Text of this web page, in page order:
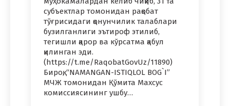
субъектлар томонидан рақобат
тўғрисидаги қонунчилик талаблари
бузилганлиги эътироф этилиб,
тегишли қарор ва кўрсатма қабул
қилинган эди.
(https://t.me/RaqobatGovUz/11890)
Бироқ, “NAMANGAN-ISTIQLOL BOG`I”
МЧЖ томонидан Қўмита Махсус
комиссиясининг ушбу…